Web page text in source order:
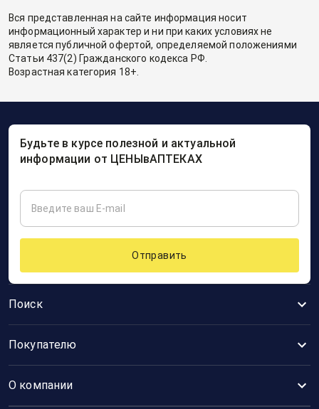
Вся представленная на сайте информация носит
информационный характер и ни при каких условиях не
является публичной офертой, определяемой положениями
Статьи 437(2) Гражданского кодекса РФ.
Возрастная категория 18+.
Поиск
Покупателю
О компании
Будьте в курсе полезной и актуальной
информации от ЦЕНЫвАПТЕКАХ
Отправить